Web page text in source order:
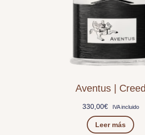
Aventus | Creed
330,00€ IVA incluido
Leer más